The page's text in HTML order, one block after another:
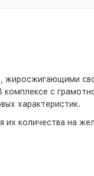
жиросжигающими
с
характеристик.
их количества на